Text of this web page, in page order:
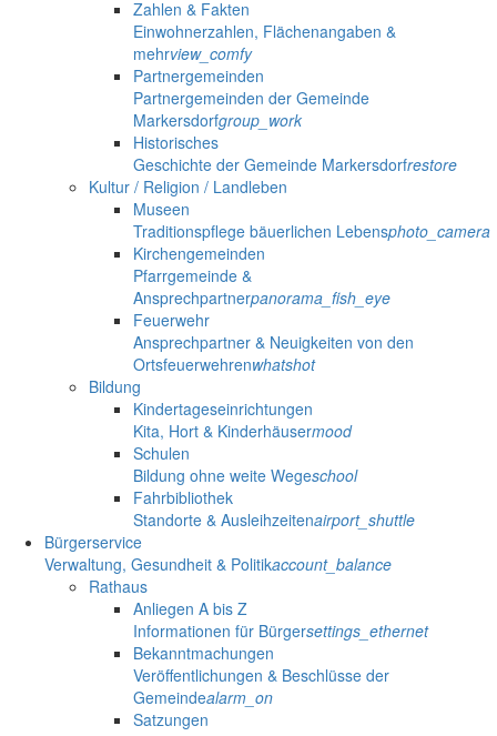
Zahlen & Fakten
Einwohnerzahlen, Flächenangaben &
mehrview_comfy
Partnergemeinden
Partnergemeinden der Gemeinde
Markersdorfgroup_work
Historisches
Geschichte der Gemeinde Markersdorfrestore
Kultur / Religion / Landleben
Museen
Traditionspflege bäuerlichen Lebensphoto_camera
Kirchengemeinden
Pfarrgemeinde &
Ansprechpartnerpanorama_fish_eye
Feuerwehr
Ansprechpartner & Neuigkeiten von den
Ortsfeuerwehrenwhatshot
Bildung
Kindertageseinrichtungen
Kita, Hort & Kinderhäusermood
Schulen
Bildung ohne weite Wegeschool
Fahrbibliothek
Standorte & Ausleihzeitenairport_shuttle
Bürgerservice
Verwaltung, Gesundheit & Politikaccount_balance
Rathaus
Anliegen A bis Z
Informationen für Bürgersettings_ethernet
Bekanntmachungen
Veröffentlichungen & Beschlüsse der
Gemeindealarm_on
Satzungen